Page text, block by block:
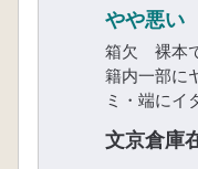
やや悪い
箱欠 裸本
籍内一部に
ミ・端にイ
文京倉庫